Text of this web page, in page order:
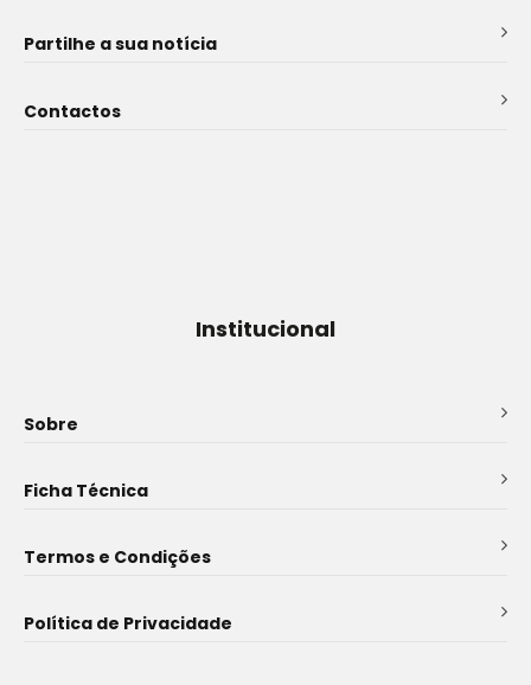
Partilhe a sua notícia
Contactos
Institucional
Sobre
Ficha Técnica
Termos e Condições
Política de Privacidade